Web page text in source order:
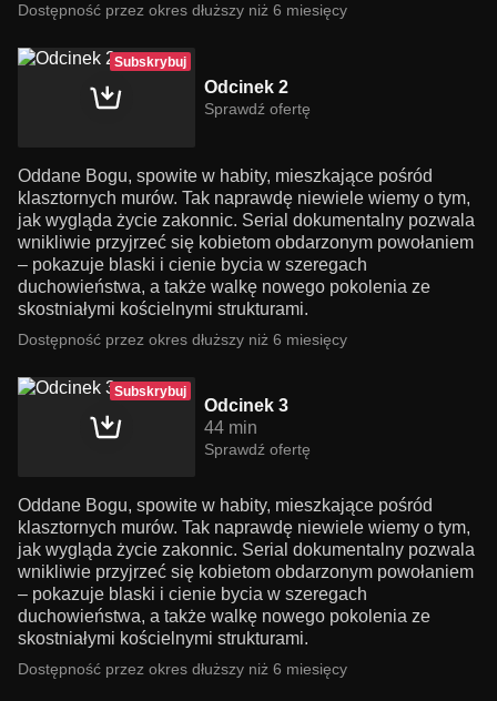
Dostępność przez okres dłuższy niż 6 miesięcy
Subskrybuj
Odcinek 2
Sprawdź ofertę
Oddane Bogu, spowite w habity, mieszkające pośród
klasztornych murów. Tak naprawdę niewiele wiemy o tym,
jak wygląda życie zakonnic. Serial dokumentalny pozwala
wnikliwie przyjrzeć się kobietom obdarzonym powołaniem
– pokazuje blaski i cienie bycia w szeregach
duchowieństwa, a także walkę nowego pokolenia ze
skostniałymi kościelnymi strukturami.
Dostępność przez okres dłuższy niż 6 miesięcy
Subskrybuj
Odcinek 3
44 min
Sprawdź ofertę
Oddane Bogu, spowite w habity, mieszkające pośród
klasztornych murów. Tak naprawdę niewiele wiemy o tym,
jak wygląda życie zakonnic. Serial dokumentalny pozwala
wnikliwie przyjrzeć się kobietom obdarzonym powołaniem
– pokazuje blaski i cienie bycia w szeregach
duchowieństwa, a także walkę nowego pokolenia ze
skostniałymi kościelnymi strukturami.
Dostępność przez okres dłuższy niż 6 miesięcy